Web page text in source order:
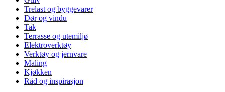
Trelast og byggevarer
Dør og vindu
Tak
Terrasse og utemiljø
Elektroverktøy
Verktøy og jernvare
Maling
Kjøkken
Råd og inspirasjon